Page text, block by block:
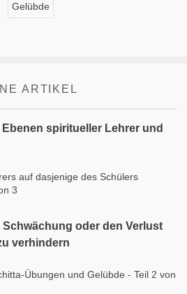
Gelübde
ARTIKEL
spiritueller Lehrer und
auf dasjenige des Schülers
3
oder den Verlust
verhindern
Übungen und Gelübde - Teil 2 von